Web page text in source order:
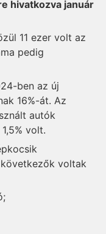
hivatkozva január
11 ezer volt az
pedig
ben az új
16%-át. Az
autók
volt.
voltak